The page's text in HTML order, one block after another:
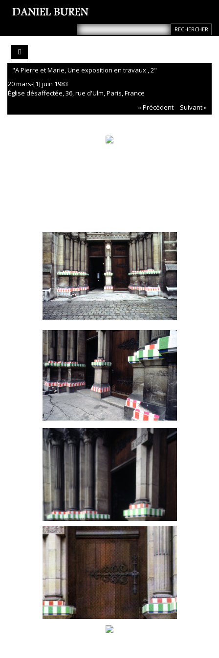
"A Pierre et Marie, Une exposition en travaux , 2"
20 mars-[1] juin 1983
Église désaffectée, 36, rue d'Ulm, Paris, France
« Précédent
Suivant »